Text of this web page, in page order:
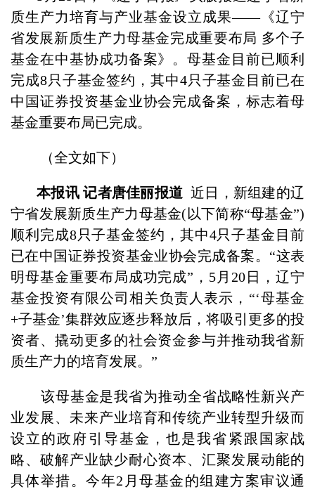
质生产力培育与产业基金设立成果——《辽宁
省发展新质生产力母基金完成重要布局 多个子
基金在中基协成功备案》。母基金目前已顺利
完成8只子基金签约，其中4只子基金目前已在
中国证券投资基金业协会完成备案，标志着母
基金重要布局已完成。
（全文如下）
本报讯 记者唐佳丽报道 近日，新组建的辽
宁省发展新质生产力母基金(以下简称“母基金”)
顺利完成8只子基金签约，其中4只子基金目前
已在中国证券投资基金业协会完成备案。“这表
明母基金重要布局成功完成”，5月20日，辽宁
基金投资有限公司相关负责人表示，“‘母基金
+子基金’集群效应逐步释放后，将吸引更多的投
资者、撬动更多的社会资金参与并推动我省新
质生产力的培育发展。”
该母基金是我省为推动全省战略性新兴产
业发展、未来产业培育和传统产业转型升级而
设立的政府引导基金，也是我省紧跟国家战
略、破解产业缺少耐心资本、汇聚发展动能的
具体举措。今年2月母基金的组建方案审议通